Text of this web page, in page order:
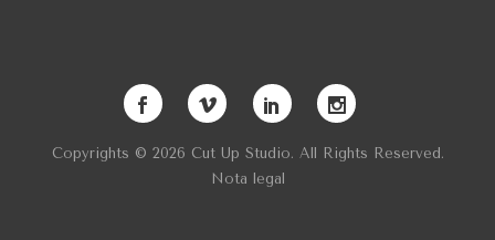
Copyrights © 2026 Cut Up Studio. All Rights Reserved.
Nota legal